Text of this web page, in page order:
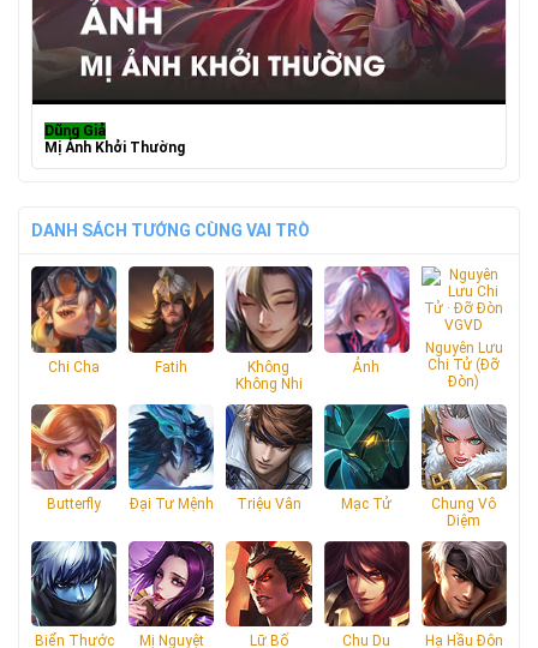
Dũng Giả
Mị Ảnh Khởi Thường
DANH SÁCH TƯỚNG CÙNG VAI TRÒ
Chi Cha Fatih
Không
Không Nhi
Ảnh
Nguyên Lưu
Chi Tử (Đỡ
Đòn)
Butterfly Đại Tư Mệnh Triệu Vân Mạc Tử
Chung Vô
Diệm
Biển Thước Mị Nguyệt Lữ Bố Chu Du Hạ Hầu Đôn